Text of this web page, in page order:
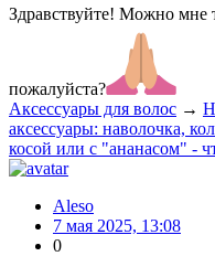
Здравствуйте! Можно мне
пожалуйста?
Аксессуары для волос →
аксессуары: наволочка,
косой или с "ананасом" -
Aleso
7 мая 2025, 13:08
0